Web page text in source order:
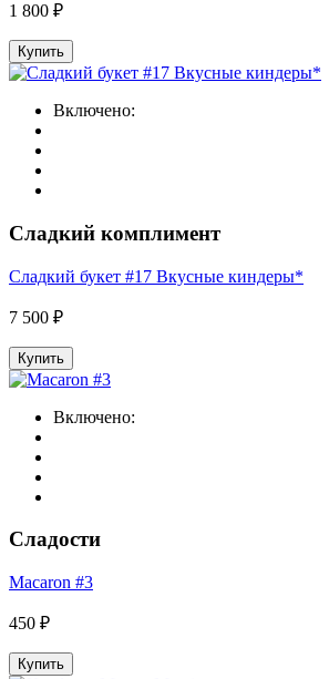
1 800 ₽
Купить
Включено:
Сладкий комплимент
Сладкий букет #17 Вкусные киндеры*
7 500 ₽
Купить
Включено:
Сладости
Macaron #3
450 ₽
Купить